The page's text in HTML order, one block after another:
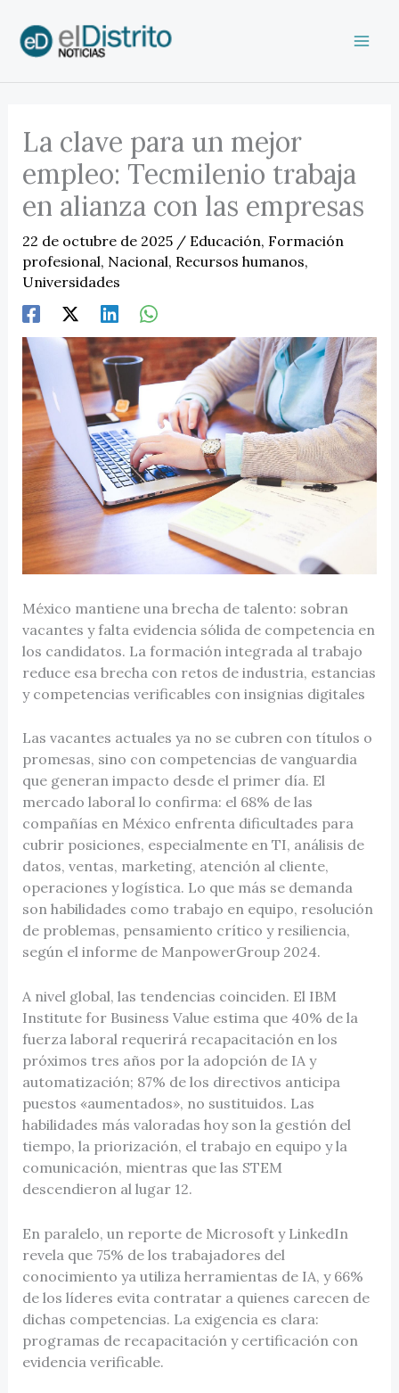
contenido
La clave para un mejor
empleo: Tecmilenio trabaja
en alianza con las empresas
22 de octubre de 2025 / Educación, Formación
profesional, Nacional, Recursos humanos,
Universidades
México mantiene una brecha de talento: sobran
vacantes y falta evidencia sólida de competencia en
los candidatos. La formación integrada al trabajo
reduce esa brecha con retos de industria, estancias
y competencias verificables con insignias digitales
Las vacantes actuales ya no se cubren con títulos o
promesas, sino con competencias de vanguardia
que generan impacto desde el primer día. El
mercado laboral lo confirma: el 68% de las
compañías en México enfrenta dificultades para
cubrir posiciones, especialmente en TI, análisis de
datos, ventas, marketing, atención al cliente,
operaciones y logística. Lo que más se demanda
son habilidades como trabajo en equipo, resolución
de problemas, pensamiento crítico y resiliencia,
según el informe de ManpowerGroup 2024.
A nivel global, las tendencias coinciden. El IBM
Institute for Business Value estima que 40% de la
fuerza laboral requerirá recapacitación en los
próximos tres años por la adopción de IA y
automatización; 87% de los directivos anticipa
puestos «aumentados», no sustituidos. Las
habilidades más valoradas hoy son la gestión del
tiempo, la priorización, el trabajo en equipo y la
comunicación, mientras que las STEM
descendieron al lugar 12.
En paralelo, un reporte de Microsoft y LinkedIn
revela que 75% de los trabajadores del
conocimiento ya utiliza herramientas de IA, y 66%
de los líderes evita contratar a quienes carecen de
dichas competencias. La exigencia es clara:
programas de recapacitación y certificación con
evidencia verificable.